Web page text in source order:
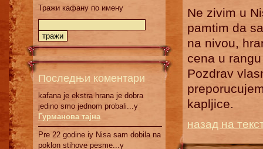
Тражи кафану по имену
Последњи коментари
kafana je ekstra hrana je dobra
jedino smo jednom probali...у
Гурманова тајна
Pre 22 godine iy Nisa sam dobila na
poklon stihove pesme...у
Ne zivim u
pamtim da
na nivou,
cena u
Pozdrav
kapljice.
назад на